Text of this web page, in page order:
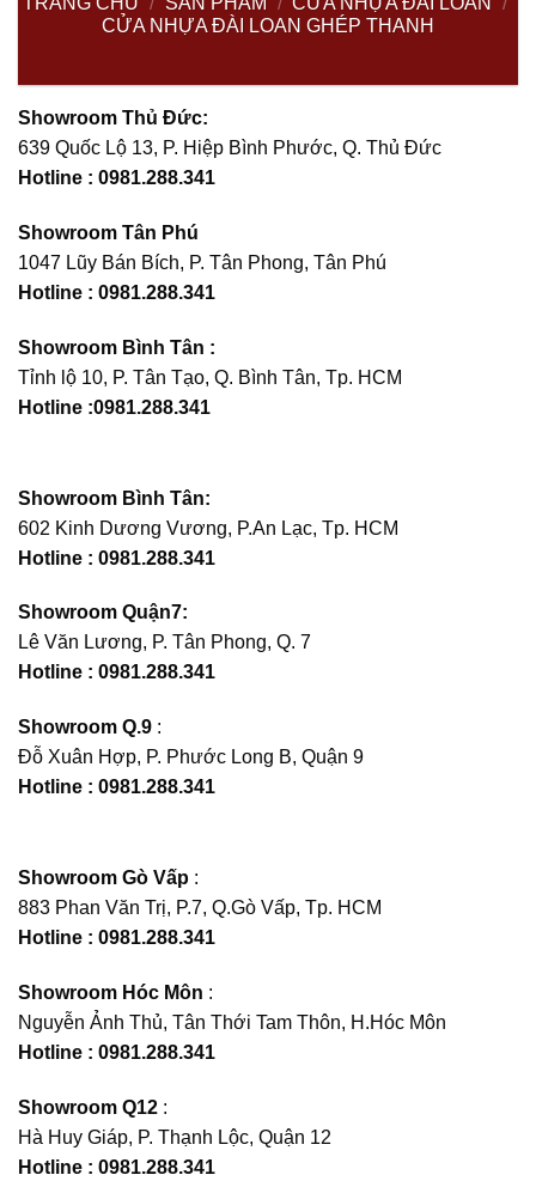
CỬA NHỰA ĐÀI LOAN GHÉP THANH
Showroom Thủ Đức:
639 Quốc Lộ 13, P. Hiệp Bình Phước, Q. Thủ Đức
Hotline : 0981.288.341
Showroom Tân Phú
1047 Lũy Bán Bích, P. Tân Phong, Tân Phú
Hotline : 0981.288.341
Showroom Bình Tân :
Tỉnh lộ 10, P. Tân Tạo, Q. Bình Tân, Tp. HCM
Hotline :0981.288.341
Showroom Bình Tân:
602 Kinh Dương Vương, P.An Lạc, Tp. HCM
Hotline : 0981.288.341
Showroom Quận7:
Lê Văn Lương, P. Tân Phong, Q. 7
Hotline : 0981.288.341
Showroom Q.9 :
Đỗ Xuân Hợp, P. Phước Long B, Quận 9
Hotline : 0981.288.341
Showroom Gò Vấp :
883 Phan Văn Trị, P.7, Q.Gò Vấp, Tp. HCM
Hotline : 0981.288.341
Showroom Hóc Môn :
Nguyễn Ảnh Thủ, Tân Thới Tam Thôn, H.Hóc Môn
Hotline : 0981.288.341
Showroom Q12 :
Hà Huy Giáp, P. Thạnh Lộc, Quận 12
Hotline : 0981.288.341